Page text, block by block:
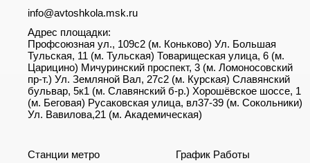
info@avtoshkola.msk.ru
Адрес площадки:
Профсоюзная ул., 109с2 (м. Коньково) Ул. Большая
Тульская, 11 (м. Тульская) Товарищеская улица, 6 (м.
Царицино) Мичуринский проспект, 3 (м. Ломоносовский
пр-т.) Ул. Земляной Вал, 27с2 (м. Курская) Славянский
бульвар, 5к1 (м. Славянский б-р.) Хорошёвское шоссе, 1
(м. Беговая) Русаковская улица, вл37-39 (м. Сокольники)
Ул. Вавилова,21 (м. Академическая)
Станции метро
График Работы